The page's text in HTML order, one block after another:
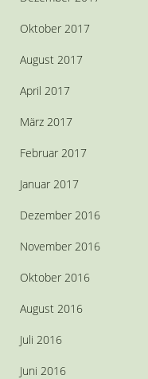
Oktober 2017
August 2017
April 2017
März 2017
Februar 2017
Januar 2017
Dezember 2016
November 2016
Oktober 2016
August 2016
Juli 2016
Juni 2016